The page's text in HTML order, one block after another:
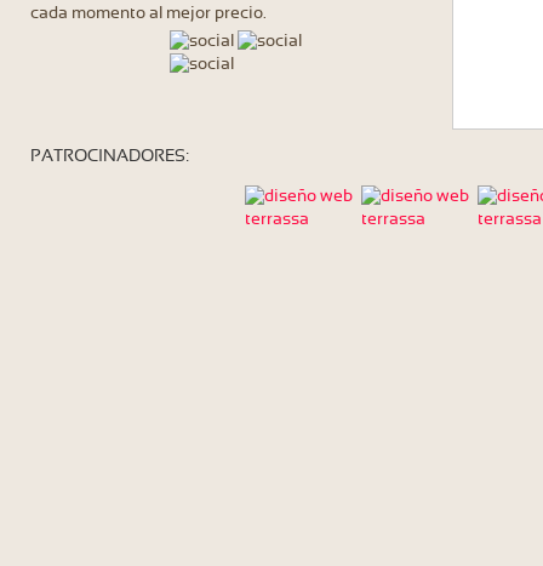
cada momento al mejor precio.
PATROCINADORES: